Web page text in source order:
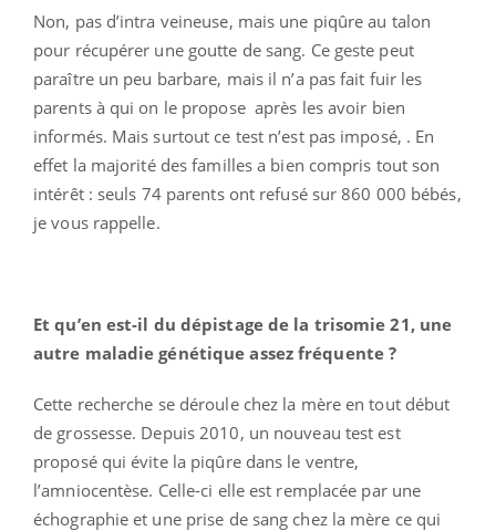
Non, pas d’intra veineuse, mais une piqûre au talon
pour récupérer une goutte de sang. Ce geste peut
paraître un peu barbare, mais il n’a pas fait fuir les
parents à qui on le propose après les avoir bien
informés. Mais surtout ce test n’est pas imposé, . En
effet la majorité des familles a bien compris tout son
intérêt : seuls 74 parents ont refusé sur 860 000 bébés,
je vous rappelle.
Et qu’en est-il du dépistage de la trisomie 21, une
autre maladie génétique assez fréquente ?
Cette recherche se déroule chez la mère en tout début
de grossesse. Depuis 2010, un nouveau test est
proposé qui évite la piqûre dans le ventre,
l’amniocentèse. Celle-ci elle est remplacée par une
échographie et une prise de sang chez la mère ce qui